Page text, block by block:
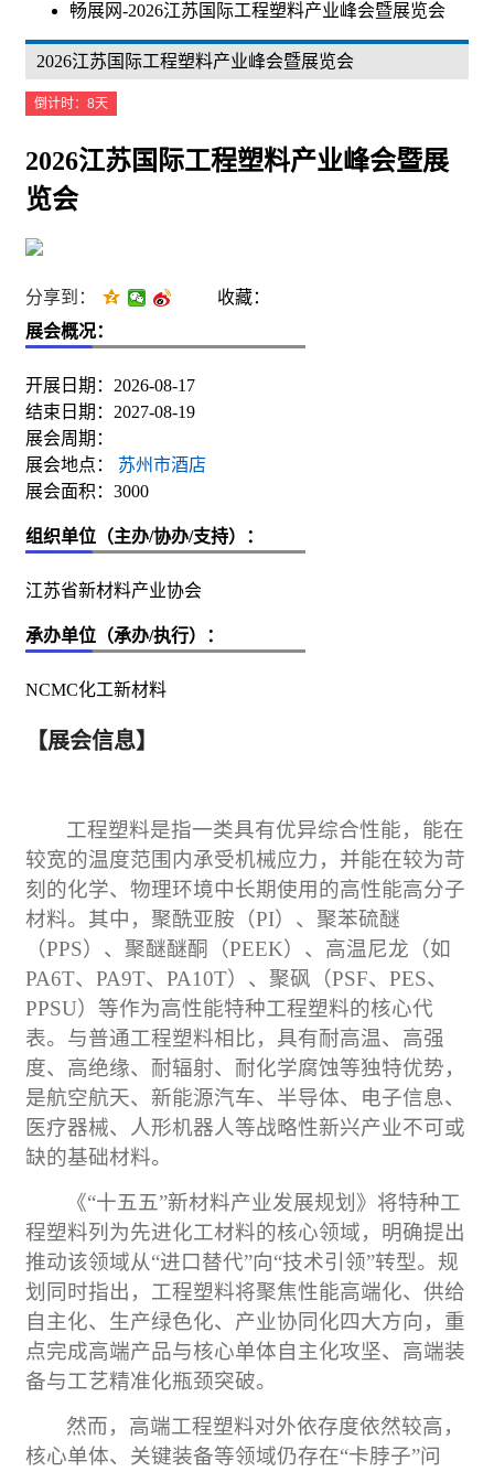
畅展网-2026江苏国际工程塑料产业峰会暨展览会
2026江苏国际工程塑料产业峰会暨展览会
倒计时：8天
2026江苏国际工程塑料产业峰会暨展
览会
分享到：
收藏：
展会概况：
开展日期：2026-08-17
结束日期：2027-08-19
展会周期：
展会地点：
苏州市酒店
展会面积：3000
组织单位（主办/协办/支持）：
江苏省新材料产业协会
承办单位（承办/执行）：
NCMC化工新材料
【展会信息】
工程塑料是指一类具有优异综合性能，能在
较宽的温度范围内承受机械应力，并能在较为苛
刻的化学、物理环境中长期使用的高性能高分子
材料。其中，聚酰亚胺（PI）、聚苯硫醚
（PPS）、聚醚醚酮（PEEK）、高温尼龙（如
PA6T、 PA9T、 PA10T）、聚砜（PSF、 PES、
PPSU）等作为高性能特种工程塑料的核心代
表。与普通工程塑料相比，具有耐高温、高强
度、高绝缘、耐辐射、耐化学腐蚀等独特优势，
是航空航天、新能源汽车、半导体、 电子信息、
医疗器械、人形机器人等战略性新兴产业不可或
缺的基础材料。
《“十五五”新材料产业发展规划》将特种工
程塑料列为先进化工材料的核心领域，明确提出
推动该领域从“进口替代”向“技术引领”转型。规
划同时指出，工程塑料将聚焦性能高端化、供给
自主化、生产绿色化、产业协同化四大方向，重
点完成高端产品与核心单体自主化攻坚、高端装
备与工艺精准化瓶颈突破。
然而，高端工程塑料对外依存度依然较高，
核心单体、关键装备等领域仍存在“卡脖子”问